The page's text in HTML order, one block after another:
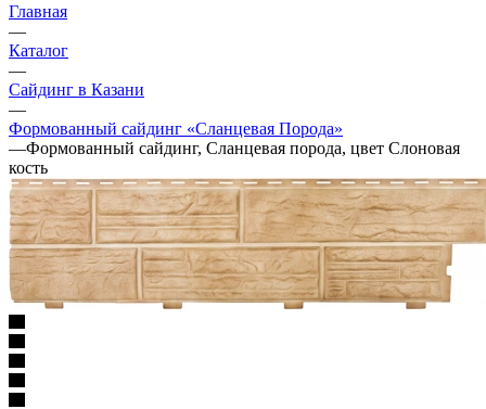
Главная
—
Каталог
—
Сайдинг в Казани
—
Формованный сайдинг «Сланцевая Порода»
—Формованный сайдинг, Сланцевая порода, цвет Слоновая
кость